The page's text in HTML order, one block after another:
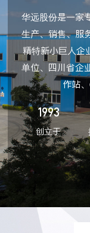
华远股份是一家
生产、销售、服
精特新小巨人
单位、四川省企
作站
1993
创立于